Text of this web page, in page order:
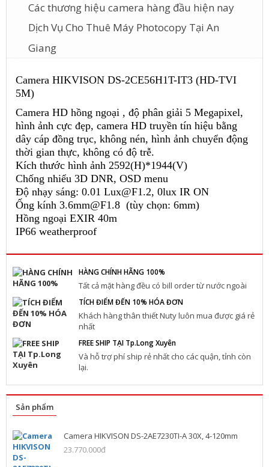
Các thương hiệu camera hàng đầu hiện nay
Dịch Vụ Cho Thuê Máy Photocopy Tại An
Giang
Camera HIKVISON DS-2CE56H1T-IT3 (HD-TVI
5M)
Camera HD hồng ngoại , độ phân giải 5 Megapixel,
hình ảnh cực đẹp, camera HD truyền tín hiệu bằng
dây cáp đồng trục, không nén, hình ảnh chuyển động
thời gian thực, không có độ trễ.
Kích thước hình ảnh 2592(H)*1944(V)
Chống nhiểu 3D DNR, OSD menu
Độ nhạy sáng: 0.01 Lux@F1.2, 0lux IR ON
Ống kính 3.6mm@F1.8 (tùy chọn: 6mm)
Hồng ngoại EXIR 40m
IP66 weatherproof
HÀNG CHÍNH HÃNG 100%
Tất cả mặt hàng đều có bill order từ nước ngoài
TÍCH ĐIỂM ĐẾN 10% HÓA ĐƠN
Khách hàng thân thiết Nuty luôn mua được giá rẻ
nhất
FREE SHIP TẠI Tp.Long Xuyên
Và hỗ trợ phí ship rẻ nhất cho các quận, tỉnh còn
lại.
Sản phẩm
Camera HIKVISON DS-2AE7230TI-A 30X, 4-120mm
23.770.000đ